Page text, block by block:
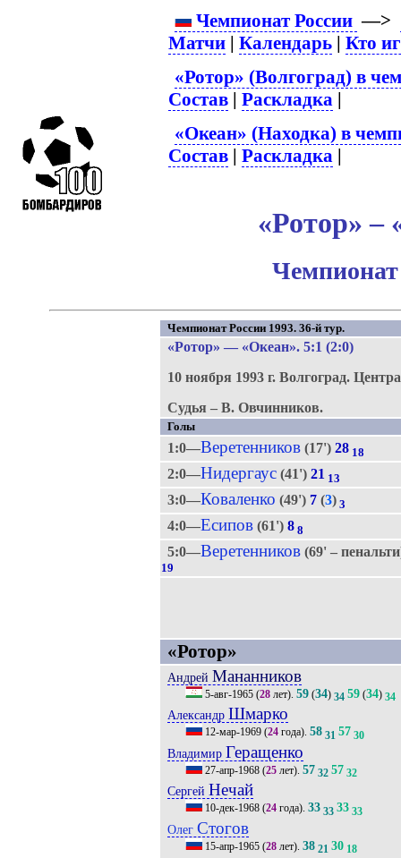
Чемпионат России —>
Матчи |Календарь |Кто
«Ротор» (Волгоград) в
Состав |Раскладка |
«Океан» (Находка) в
Состав |Раскладка |
«Ротор» –
Чемпионат
Чемпионат России 1993. 36-й тур.
«Ротор» — «Океан». 5:1 (2:0)
10 ноября 1993 г. Волгоград.
Судья – В. Овчинников.
Голы
1:0—Веретенников(17') 28 18
2:0—Нидергаус(41') 21 13
3:0—Коваленко (49') 7(3) 3
4:0—Есипов(61') 8 8
5:0—Веретенников(69' –
19
«Ротор»
Андрей Мананников
5-авг-1965(28лет). 59(34) 34 59(34) 34
Александр Шмарко
12-мар-1969(24года). 58 31 57 30
Владимир Геращенко
27-апр-1968(25лет). 57 32 57 32
Сергей Нечай
10-дек-1968(24года). 33 33 33 33
Олег Стогов
15-апр-1965(28лет). 38 21 30 18